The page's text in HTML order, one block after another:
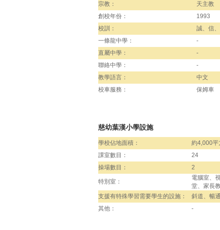
宗教：
天主教
創校年份：
1993
校訓：
誠、信
一條龍中學：
-
直屬中學：
-
聯絡中學：
-
教學語言：
中文
校車服務：
保姆車
慈幼葉漢小學設施
學校佔地面積：
約4,000平
課室數目：
24
操場數目：
2
特別室：
電腦室、
堂、家長
支援有特殊學習需要學生的設施：
斜道、暢
其他：
-